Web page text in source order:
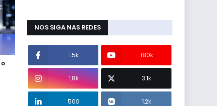
NOS SIGA NAS REDES
1.5k 180k
1.8k 3.1k
500 1.2k